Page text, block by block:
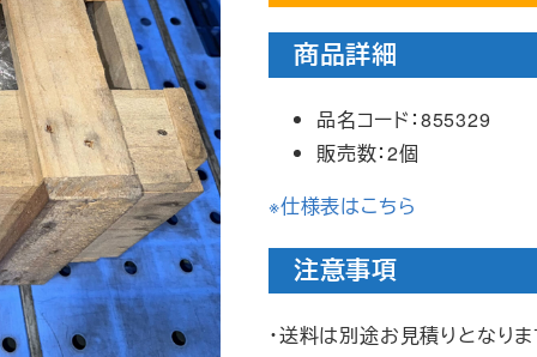
商品詳細
品名コード：855329
販売数：2個
※仕様表はこちら
注意事項
・送料は別途お見積りとなり